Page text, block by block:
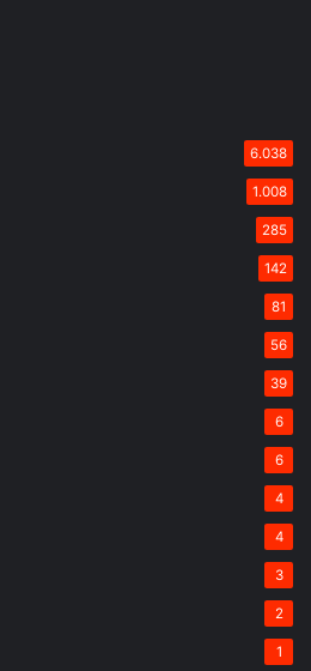
6.038
1.008
285
142
81
56
39
6
6
4
4
3
2
1